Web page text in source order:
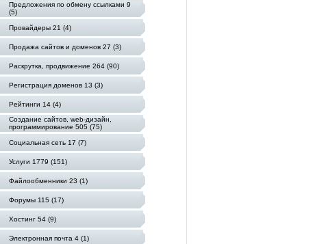
Предложения по обмену ссылками 9
(5)
Провайдеры 21 (4)
Продажа сайтов и доменов 27 (3)
Раскрутка, продвижение 264 (90)
Регистрация доменов 13 (3)
Рейтинги 14 (4)
Создание сайтов, web-дизайн,
программирование 505 (75)
Социальная сеть 17 (7)
Услуги 1779 (151)
Файлообменники 23 (1)
Форумы 115 (17)
Хостинг 54 (9)
Электронная почта 4 (1)